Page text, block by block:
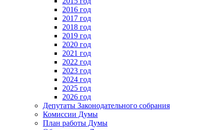
2016 год
2017 год
2018 год
2019 год
2020 год
2021 год
2022 год
2023 год
2024 год
2025 год
2026 год
Депутаты Законодательного собрания
Комиссии Думы
План работы Думы